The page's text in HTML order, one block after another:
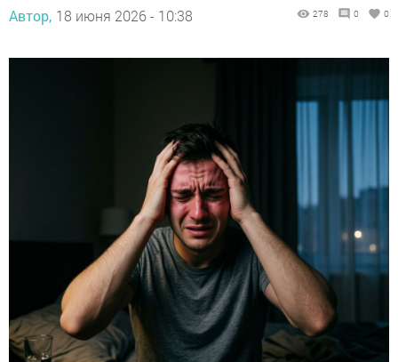
Автор, 18 июня 2026 - 10:38 278 0 0